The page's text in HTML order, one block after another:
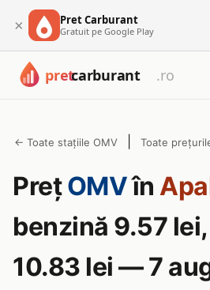
× Pret Carburant
Gratuit pe Google Play
← Toate stațiile OMV Toate
PrețOMVîn
benzină 9.57
10.83 lei — 7